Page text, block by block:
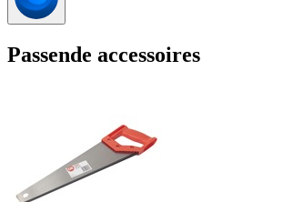
Passende accessoires